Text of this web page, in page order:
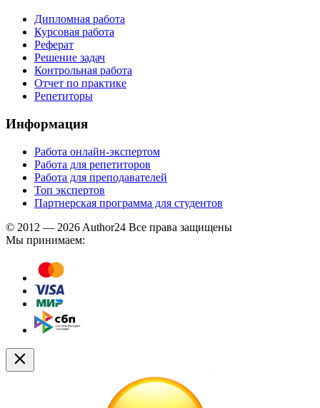
Дипломная работа
Курсовая работа
Реферат
Решение задач
Контрольная работа
Отчет по практике
Репетиторы
Информация
Работа онлайн-экспертом
Работа для репетиторов
Работа для преподавателей
Топ экспертов
Партнерская программа для студентов
© 2012 — 2026 Author24 Все права защищены
Мы принимаем: